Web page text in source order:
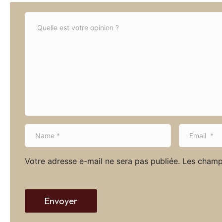
Votre adresse e-mail ne sera pas publiée. Les
C
N
e
E
i
Envoyer